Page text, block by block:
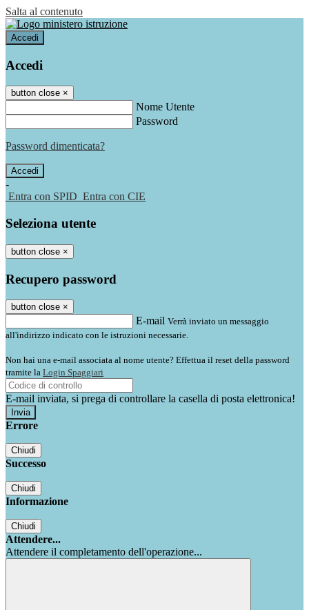
Salta al contenuto
Accedi
Accedi
button close ×
Nome Utente
Password
Password dimenticata?
-
Entra con SPID Entra con CIE
Seleziona utente
button close ×
Recupero password
button close ×
E-mail Verrà inviato un messaggio
all'indirizzo indicato con le istruzioni necessarie.
Non hai una e-mail associata al nome utente? Effettua il reset della password
tramite la Login Spaggiari
E-mail inviata, si prega di controllare la casella di posta elettronica!
Errore
Chiudi
Successo
Chiudi
Informazione
Chiudi
Attendere...
Attendere il completamento dell'operazione...